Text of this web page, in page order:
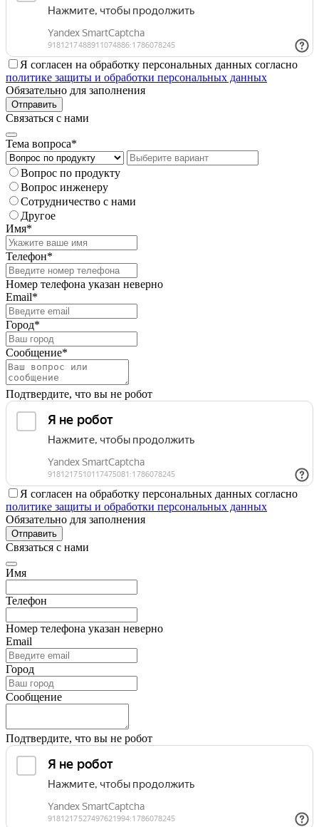
Я согласен на обработку персональных данных согласно
политике защиты и обработки персональных данных
Обязательно для заполнения
Отправить
Связаться с нами
Тема вопроса*
Вопрос по продукту
Вопрос инженеру
Сотрудничество с нами
Другое
Имя*
Телефон*
Номер телефона указан неверно
Email*
Город*
Сообщение*
Подтвердите, что вы не робот
Я согласен на обработку персональных данных согласно
политике защиты и обработки персональных данных
Обязательно для заполнения
Отправить
Связаться с нами
Имя
Телефон
Номер телефона указан неверно
Email
Город
Сообщение
Подтвердите, что вы не робот